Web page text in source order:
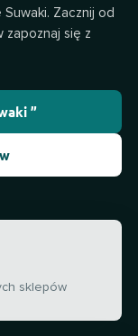
Zacznij od
zapoznaj się z
”
sklepów